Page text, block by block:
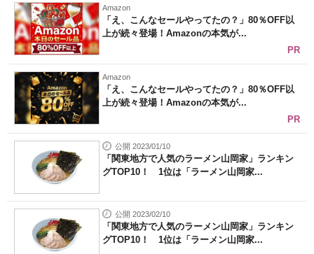
Amazon
「え、こんなセールやってたの？」80％OFF以
上が続々登場！Amazonの本気が...
PR
Amazon
「え、こんなセールやってたの？」80％OFF以
上が続々登場！Amazonの本気が...
PR
公開 2023/01/10
「関東地方で人気のラーメン山岡家」ランキン
グTOP10！ 1位は「ラーメン山岡家...
公開 2023/02/10
「関東地方で人気のラーメン山岡家」ランキン
グTOP10！ 1位は「ラーメン山岡家...